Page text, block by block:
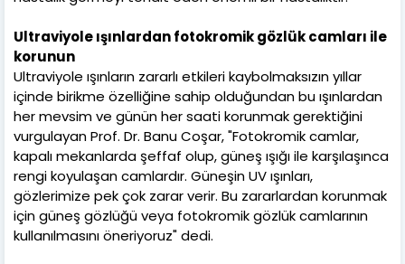
Ultraviyole ışınlardan fotokromik gözlük camları ile
korunun
Ultraviyole ışınların zararlı etkileri kaybolmaksızın yıllar
içinde birikme özelliğine sahip olduğundan bu ışınlardan
her mevsim ve günün her saati korunmak gerektiğini
vurgulayan Prof. Dr. Banu Coşar, "Fotokromik camlar,
kapalı mekanlarda şeffaf olup, güneş ışığı ile karşılaşınca
rengi koyulaşan camlardır. Güneşin UV ışınları,
gözlerimize pek çok zarar verir. Bu zararlardan korunmak
için güneş gözlüğü veya fotokromik gözlük camlarının
kullanılmasını öneriyoruz" dedi.